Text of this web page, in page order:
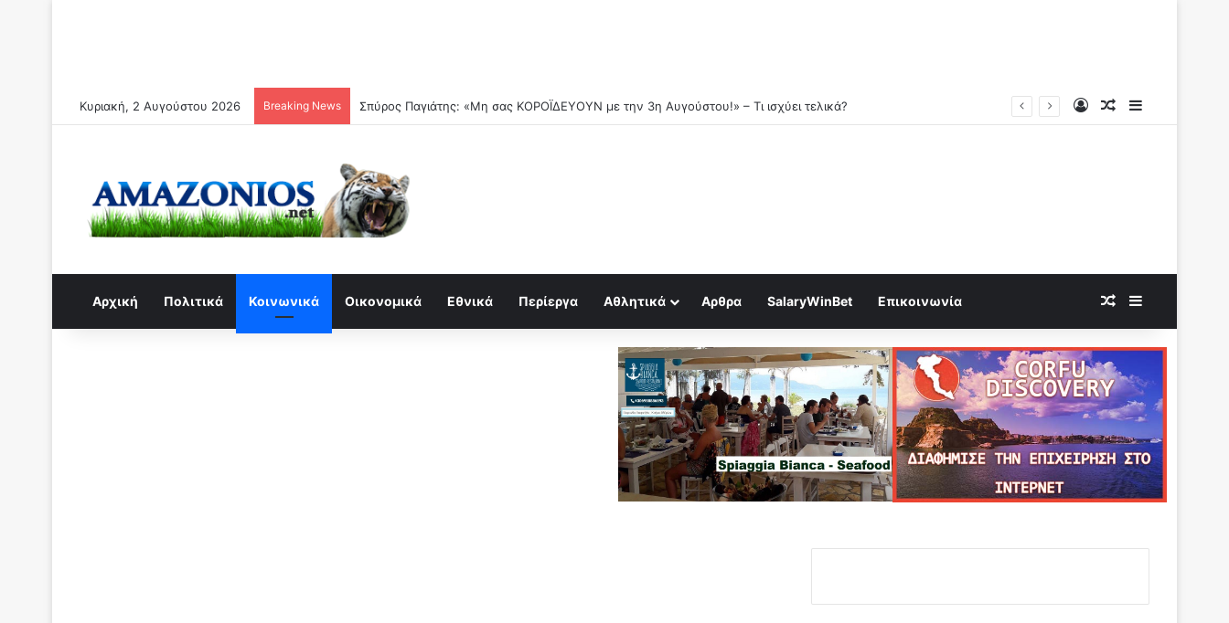
Κυριακή, 2 Αυγούστου 2026 Breaking News Η αλήθεια πίσω από τη Θέουτα: Γιατί χιλιάδες όρμησαν στην Ευρώπη Log InRandom Article
Αρχική Πολιτικά Κοινωνικά Οικονομικά Εθνικά Περίεργα Αθλητικά Αρθρα SalaryWinBet Επικοινωνία Random Article